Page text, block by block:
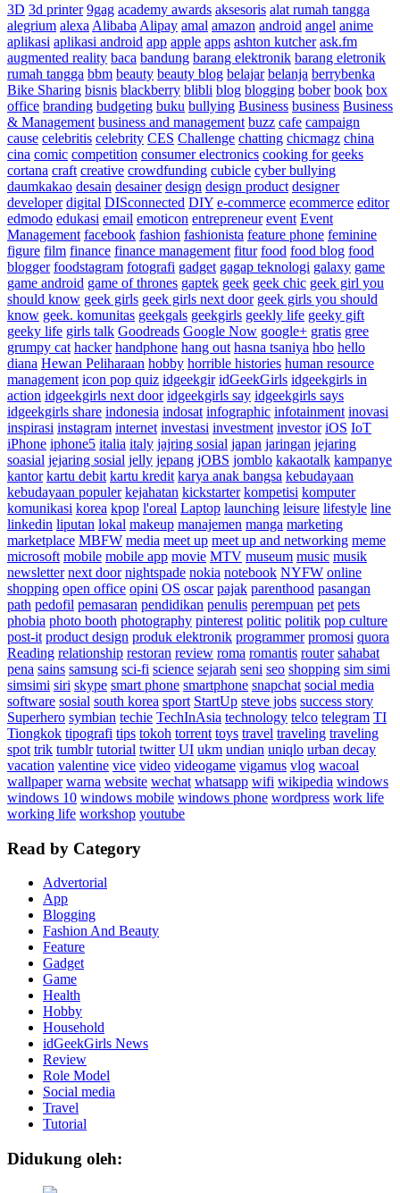
3D 3d printer 9gag academy awards aksesoris alat rumah tangga
alegrium alexa Alibaba Alipay amal amazon android angel anime
aplikasi aplikasi android app apple apps ashton kutcher ask.fm
augmented reality baca bandung barang elektronik barang eletronik
rumah tangga bbm beauty beauty blog belajar belanja berrybenka
Bike Sharing bisnis blackberry blibli blog blogging bober book box
office branding budgeting buku bullying Business business Business
& Management business and management buzz cafe campaign
cause celebritis celebrity CES Challenge chatting chicmagz china
cina comic competition consumer electronics cooking for geeks
cortana craft creative crowdfunding cubicle cyber bullying
daumkakao desain desainer design design product designer
developer digital DISconnected DIY e-commerce ecommerce editor
edmodo edukasi email emoticon entrepreneur event Event
Management facebook fashion fashionista feature phone feminine
figure film finance finance management fitur food food blog food
blogger foodstagram fotografi gadget gagap teknologi galaxy game
game android game of thrones gaptek geek geek chic geek girl you
should know geek girls geek girls next door geek girls you should
know geek. komunitas geekgals geekgirls geekly life geeky gift
geeky life girls talk Goodreads Google Now google+ gratis gree
grumpy cat hacker handphone hang out hasna tsaniya hbo hello
diana Hewan Peliharaan hobby horrible histories human resource
management icon pop quiz idgeekgir idGeekGirls idgeekgirls in
action idgeekgirls next door idgeekgirls say idgeekgirls says
idgeekgirls share indonesia indosat infographic infotainment inovasi
inspirasi instagram internet investasi investment investor iOS IoT
iPhone iphone5 italia italy jajring sosial japan jaringan jejaring
soasial jejaring sosial jelly jepang jOBS jomblo kakaotalk kampanye
kantor kartu debit kartu kredit karya anak bangsa kebudayaan
kebudayaan populer kejahatan kickstarter kompetisi komputer
komunikasi korea kpop l'oreal Laptop launching leisure lifestyle line
linkedin liputan lokal makeup manajemen manga marketing
marketplace MBFW media meet up meet up and networking meme
microsoft mobile mobile app movie MTV museum music musik
newsletter next door nightspade nokia notebook NYFW online
shopping open office opini OS oscar pajak parenthood pasangan
path pedofil pemasaran pendidikan penulis perempuan pet pets
phobia photo booth photography pinterest politic politik pop culture
post-it product design produk elektronik programmer promosi quora
Reading relationship restoran review roma romantis router sahabat
pena sains samsung sci-fi science sejarah seni seo shopping sim simi
simsimi siri skype smart phone smartphone snapchat social media
software sosial south korea sport StartUp steve jobs success story
Superhero symbian techie TechInAsia technology telco telegram TI
Tiongkok tipografi tips tokoh torrent toys travel traveling traveling
spot trik tumblr tutorial twitter UI ukm undian uniqlo urban decay
vacation valentine vice video videogame vigamus vlog wacoal
wallpaper warna website wechat whatsapp wifi wikipedia windows
windows 10 windows mobile windows phone wordpress work life
working life workshop youtube
Read by Category
Advertorial
App
Blogging
Fashion And Beauty
Feature
Gadget
Game
Health
Hobby
Household
idGeekGirls News
Review
Role Model
Social media
Travel
Tutorial
Didukung oleh: